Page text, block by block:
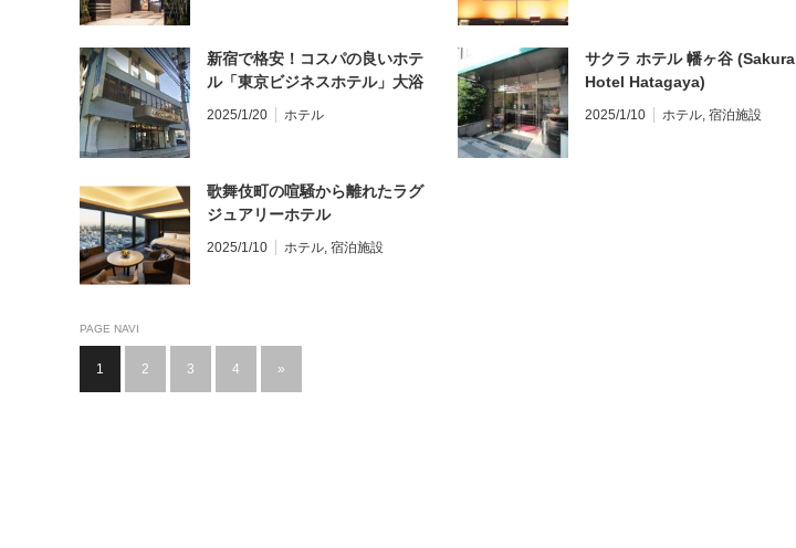
新宿で格安！コスパの良いホテ
ル「東京ビジネスホテル」大浴
2025/1/20 ホテル
サクラ ホテル 幡ヶ谷 (Sakura
Hotel Hatagaya)
2025/1/10 ホテル, 宿泊施設
歌舞伎町の喧騒から離れたラグ
ジュアリーホテル
「BELLUSTAR TOKYO, A Pan
Pacific Hotel」
2025/1/10 ホテル, 宿泊施設
PAGE NAVI
1 2 3 4 »